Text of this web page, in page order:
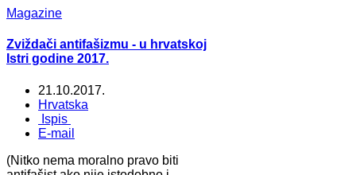
Magazine
Zviždači antifašizmu - u hrvatskoj
Istri godine 2017.
21.10.2017.
Hrvatska
Ispis
E-mail
(Nitko nema moralno pravo biti